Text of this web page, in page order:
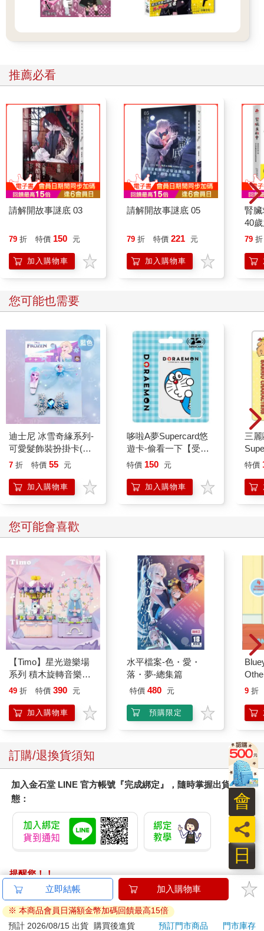
推薦必看
請解開故事謎底 03
79 折 特價 150 元
加入購物車
請解開故事謎底 05
79 折 特價 221 元
加入購物車
腎
40
就
79 折
您可能也需要
迪士尼 冰雪奇緣系列-
可愛髮飾裝扮掛卡(藍
色)
7 折 特價 55 元
加入購物車
哆啦A夢Supercard悠
遊卡-偷看一下【受託
代銷】
特價 150 元
加入購物車
三
布
特價
您可能會喜歡
【Timo】星光遊樂場
系列 積木旋轉音樂盒
禮物
49 折 特價 390 元
加入購物車
水平檔案-色・愛・
落・夢-總集篇
特價 480 元
預購限定
9 折
訂購/退換貨須知
加入金石堂 LINE 官方帳號『完成綁定』，隨時掌握出貨動
態：
提醒您！！
金石堂及銀行均不會請您操作ATM! 如接獲電話要求您前往
ATM提款機，請不要聽從指示，以免受騙上當！
退換貨須知：
立即結帳 加入購物車
※ 本商品會員日滿額金幣加碼回饋最高15倍
預計 2026/08/15 出貨
購買後進貨 預訂門市商品
門市庫存
日
員
會